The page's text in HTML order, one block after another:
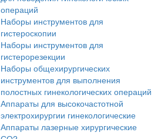
операций
Наборы инструментов для
гистероскопии
Наборы инструментов для
гистерорезекции
Наборы общехирургических
инструментов для выполнения
полостных гинекологических операций
Аппараты для высокочастотной
электрохирургии гинекологические
Аппараты лазерные хирургические